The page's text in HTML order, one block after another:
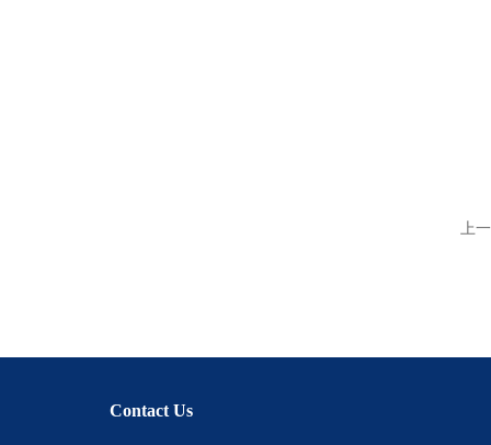
上
Contact Us